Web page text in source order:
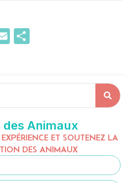
Email
des Animaux
ET SOUTENEZ LA
DES ANIMAUX